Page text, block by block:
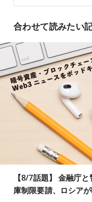
合わせて読みたい
【8/7話題】 金融庁
庫制限要請、ロシア